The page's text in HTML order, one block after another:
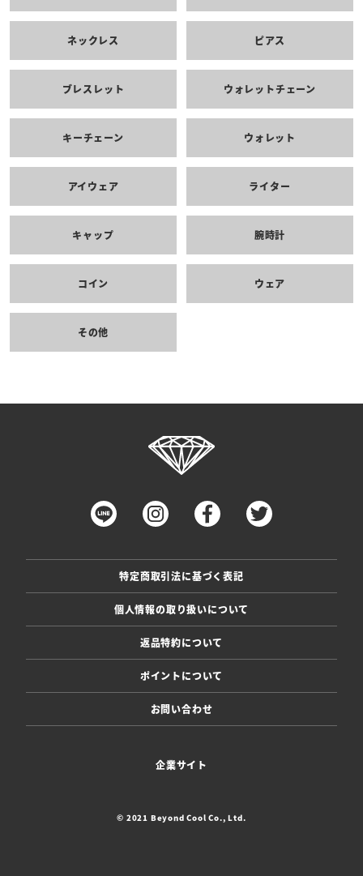
ネックレス ピアス
ブレスレット ウォレットチェーン
キーチェーン ウォレット
アイウェア ライター
キャップ 腕時計
コイン ウェア
その他
特定商取引法に基づく表記
個人情報の取り扱いについて
返品特約について
ポイントについて
お問い合わせ
企業サイト
© 2021 Beyond Cool Co., Ltd.